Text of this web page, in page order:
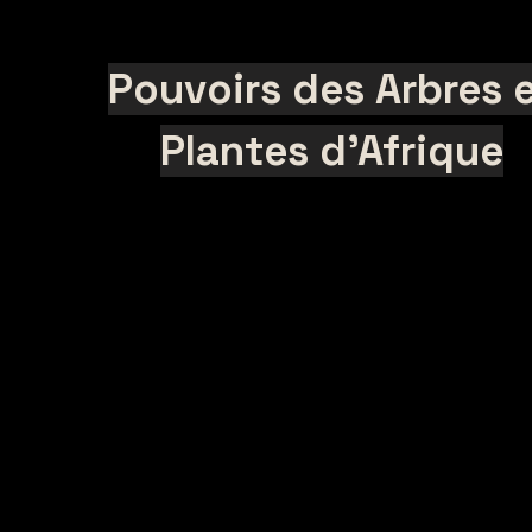
Pouvoirs des Arbres
Plantes d'Afrique